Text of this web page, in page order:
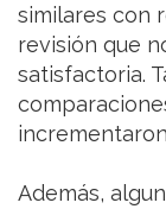
similares con
revisión que
satisfactoria.
Además,